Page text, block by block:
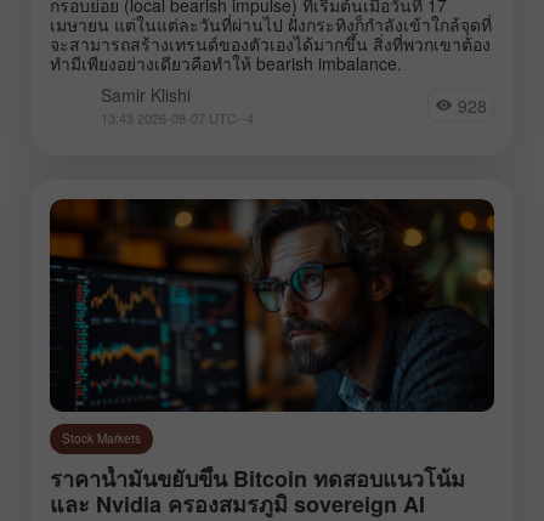
เมษายน แต่ในแต่ละวันที่ผ่านไป ฝั่งกระทิงก็กำลังเข้าใกล้จุดที่
จะสามารถสร้างเทรนด์ของตัวเองได้มากขึ้น สิ่งที่พวกเขาต้อง
ทำมีเพียงอย่างเดียวคือทำให้ bearish imbalance.
Samir Klishi
13:43 2026-08-07 UTC--4 928
Stock Markets
ราคาน้ำมันขยับขึ้น Bitcoin ทดสอบแนวโน้ม
และ Nvidia ครองสมรภูมิ sovereign AI